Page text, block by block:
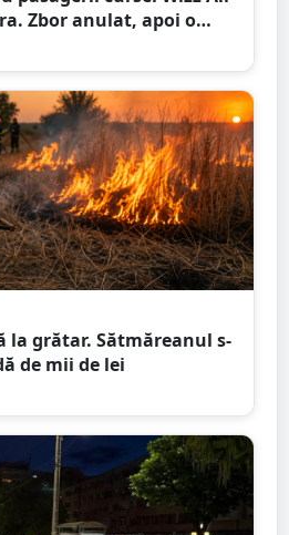
Zbor anulat, apoi o
explicații clare
la grătar. Sătmăreanul s-
de mii de lei